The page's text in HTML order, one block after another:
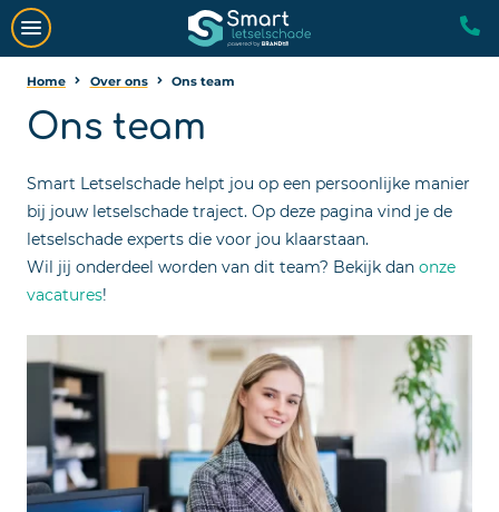
Home Over ons Ons team
Ons team
Smart Letselschade helpt jou op een persoonlijke manier
bij jouw letselschade traject. Op deze pagina vind je de
letselschade experts die voor jou klaarstaan.
Wil jij onderdeel worden van dit team? Bekijk dan onze
vacatures!